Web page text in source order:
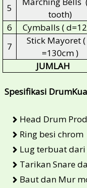
5
tooth)
6
Cymballs (
7
Stick Mayoret
=130cm )
JUMLAH
Spesifikasi
Head Drum
Ring besi chrom
Lug terbuat
Tarikan Snare
Baut dan Mur